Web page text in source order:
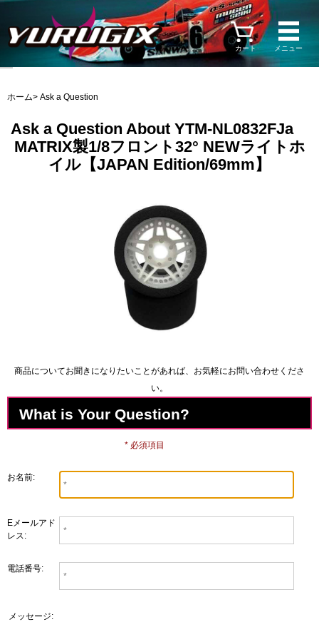
カート メニュー
ホーム> Ask a Question
Ask a Question About YTM-NL0832FJa
MATRIX製1/8フロント32° NEWライトホ
イル【JAPAN Edition/69mm】
商品についてお聞きになりたいことがあれば、お気軽にお問い合わせくださ
い。
What is Your Question?
* 必須項目
お名前:
Eメールアド
レス:
電話番号:
メッセージ: